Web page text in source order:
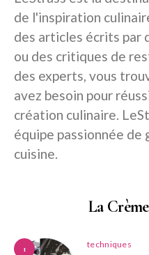
de l'inspiration
des articles écrits par
ou des critiques de
des experts, vous
avez besoin pour
création culinaire.
équipe passionnée
cuisine.
La
1 techniques